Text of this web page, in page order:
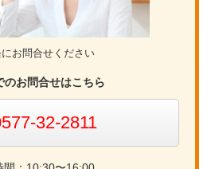
お問合せください
のお問合せはこちら
32-2811